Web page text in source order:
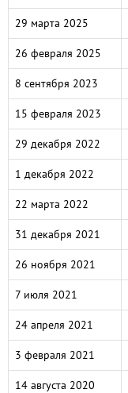
29 марта 2025
26 февраля 2025
8 сентября 2023
15 февраля 2023
29 декабря 2022
1 декабря 2022
22 марта 2022
31 декабря 2021
26 ноября 2021
7 июля 2021
24 апреля 2021
3 февраля 2021
14 августа 2020